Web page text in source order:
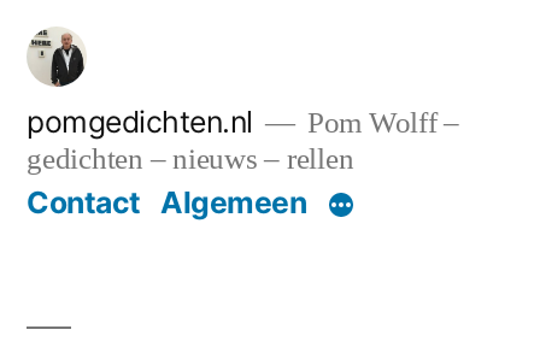
naar
inhoud
pomgedichten.nl
Pom Wolff –
gedichten – nieuws – rellen
Contact Algemeen